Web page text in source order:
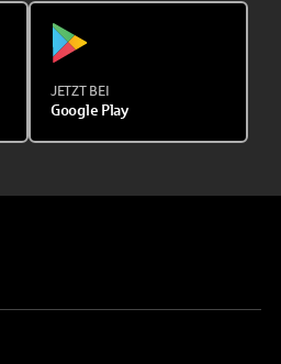
JETZT BEI
Google Play